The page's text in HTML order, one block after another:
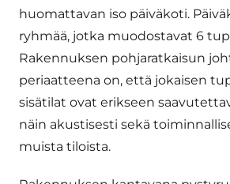
huomattavan iso päiväkoti.
ryhmää, jotka muodostavat 6
Rakennuksen pohjaratkaisun
periaatteena on, että jokaisen
sisätilat ovat erikseen
näin akustisesti sekä
muista tiloista.